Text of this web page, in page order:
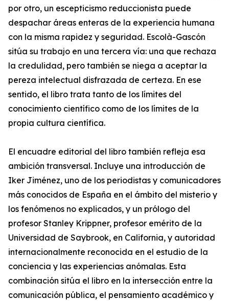
por otro, un escepticismo reduccionista puede
despachar áreas enteras de la experiencia humana
con la misma rapidez y seguridad. Escolà-Gascón
sitúa su trabajo en una tercera vía: una que rechaza
la credulidad, pero también se niega a aceptar la
pereza intelectual disfrazada de certeza. En ese
sentido, el libro trata tanto de los límites del
conocimiento científico como de los límites de la
propia cultura científica.
El encuadre editorial del libro también refleja esa
ambición transversal. Incluye una introducción de
Iker Jiménez, uno de los periodistas y comunicadores
más conocidos de España en el ámbito del misterio y
los fenómenos no explicados, y un prólogo del
profesor Stanley Krippner, profesor emérito de la
Universidad de Saybrook, en California, y autoridad
internacionalmente reconocida en el estudio de la
conciencia y las experiencias anómalas. Esta
combinación sitúa el libro en la intersección entre la
comunicación pública, el pensamiento académico y